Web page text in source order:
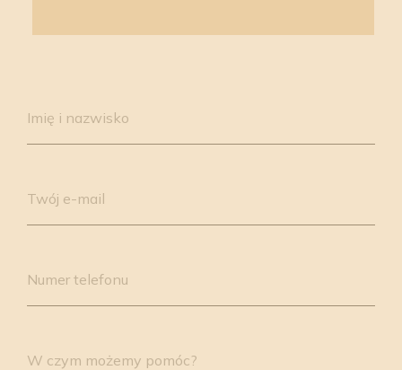
this
field
Imię i nazwisko
Twój e-mail
Numer telefonu
W czym możemy pomóc?